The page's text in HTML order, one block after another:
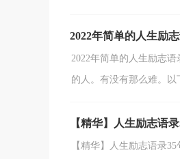
2022年简单的人生励
2022年简单的人生励志
的人。有没有那么难。
【精华】人生励志语
【精华】人生励志语录